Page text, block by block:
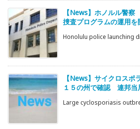
【News】ホノルル警
捜査プログラムの運用を
Honolulu police launching
【News】サイクロス
１５の州で確認 連邦当
Large cyclosporiasis